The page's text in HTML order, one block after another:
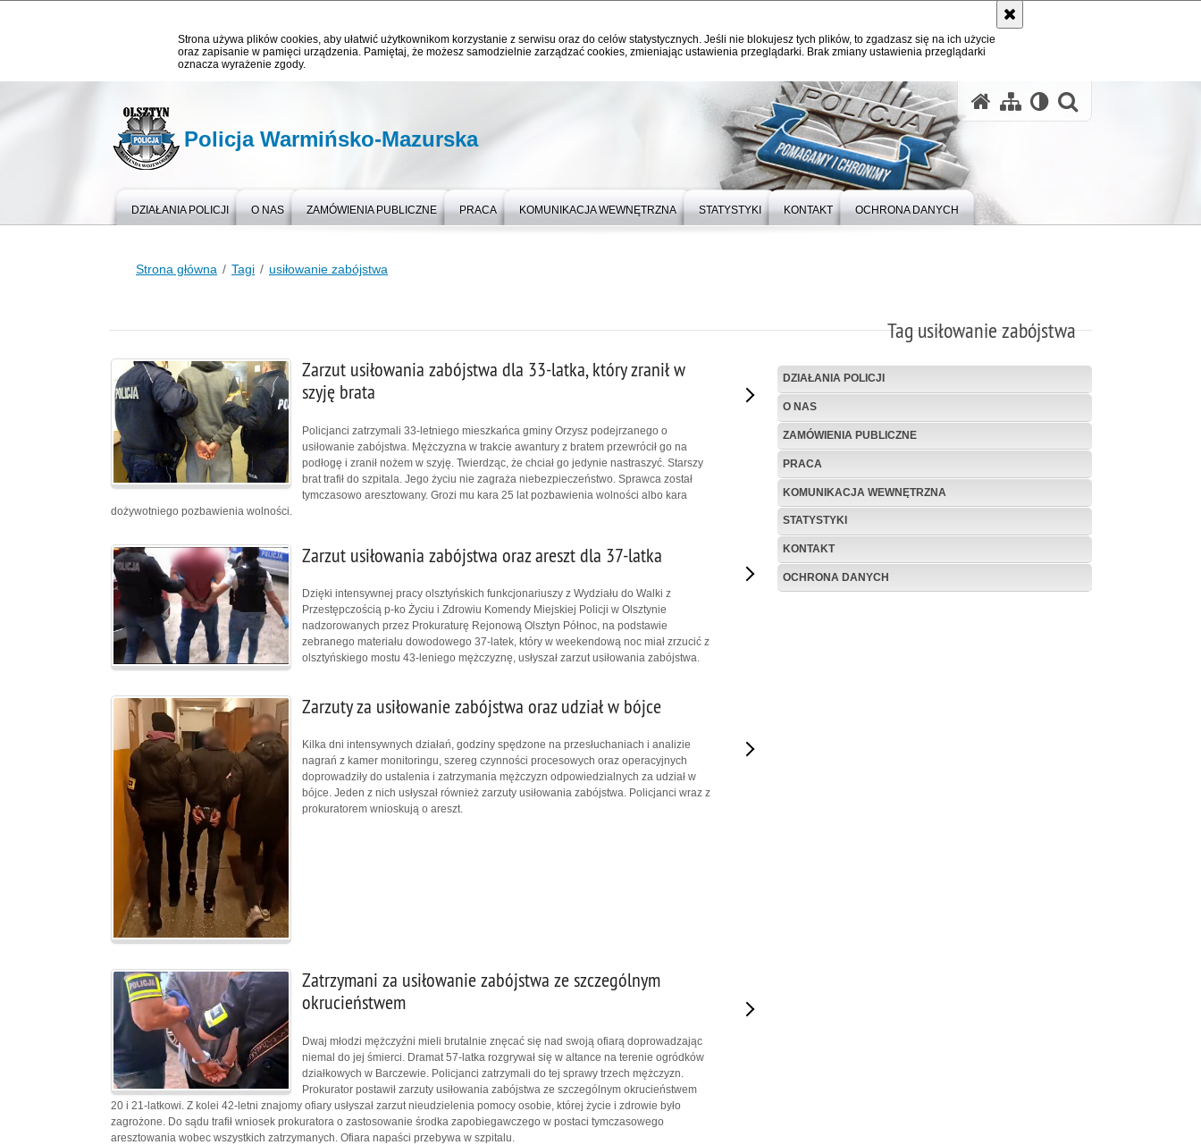
Strona używa plików cookies, aby ułatwić użytkownikom korzystanie z serwisu oraz do celów statystycznych. Jeśli nie blokujesz tych plików, to zgadzasz się na ich użycie
oraz zapisanie w pamięci urządzenia. Pamiętaj, że możesz samodzielnie zarządzać cookies, zmieniając ustawienia przeglądarki. Brak zmiany ustawienia przeglądarki
oznacza wyrażenie zgody.
Policja Warmińsko-Mazurska
DZIAŁANIA POLICJI O NAS ZAMÓWIENIA PUBLICZNE PRACA KOMUNIKACJA WEWNĘTRZNA STATYSTYKI KONTAKT OCHRONA DANYCH
Strona główna Tagi usiłowanie zabójstwa
Tag usiłowanie zabójstwa
DZIAŁANIA POLICJI
O NAS
ZAMÓWIENIA PUBLICZNE
PRACA
KOMUNIKACJA WEWNĘTRZNA
STATYSTYKI
KONTAKT
OCHRONA DANYCH
Zarzut usiłowania zabójstwa dla 33-latka, który zranił w
szyję brata
Policjanci zatrzymali 33-letniego mieszkańca gminy Orzysz podejrzanego o
usiłowanie zabójstwa. Mężczyzna w trakcie awantury z bratem przewrócił go na
podłogę i zranił nożem w szyję. Twierdząc, że chciał go jedynie nastraszyć. Starszy
brat trafił do szpitala. Jego życiu nie zagraża niebezpieczeństwo. Sprawca został
tymczasowo aresztowany. Grozi mu kara 25 lat pozbawienia wolności albo kara
dożywotniego pozbawienia wolności.
Zarzut usiłowania zabójstwa oraz areszt dla 37-latka
Dzięki intensywnej pracy olsztyńskich funkcjonariuszy z Wydziału do Walki z
Przestępczością p-ko Życiu i Zdrowiu Komendy Miejskiej Policji w Olsztynie
nadzorowanych przez Prokuraturę Rejonową Olsztyn Północ, na podstawie
zebranego materiału dowodowego 37-latek, który w weekendową noc miał zrzucić z
olsztyńskiego mostu 43-leniego mężczyznę, usłyszał zarzut usiłowania zabójstwa.
Zarzuty za usiłowanie zabójstwa oraz udział w bójce
Kilka dni intensywnych działań, godziny spędzone na przesłuchaniach i analizie
nagrań z kamer monitoringu, szereg czynności procesowych oraz operacyjnych
doprowadziły do ustalenia i zatrzymania mężczyzn odpowiedzialnych za udział w
bójce. Jeden z nich usłyszał również zarzuty usiłowania zabójstwa. Policjanci wraz z
prokuratorem wnioskują o areszt.
Zatrzymani za usiłowanie zabójstwa ze szczególnym
okrucieństwem
Dwaj młodzi mężczyźni mieli brutalnie znęcać się nad swoją ofiarą doprowadzając
niemal do jej śmierci. Dramat 57-latka rozgrywał się w altance na terenie ogródków
działkowych w Barczewie. Policjanci zatrzymali do tej sprawy trzech mężczyzn.
Prokurator postawił zarzuty usiłowania zabójstwa ze szczególnym okrucieństwem
20 i 21-latkowi. Z kolei 42-letni znajomy ofiary usłyszał zarzut nieudzielenia pomocy osobie, której życie i zdrowie było
zagrożone. Do sądu trafił wniosek prokuratora o zastosowanie środka zapobiegawczego w postaci tymczasowego
aresztowania wobec wszystkich zatrzymanych. Ofiara napaści przebywa w szpitalu.